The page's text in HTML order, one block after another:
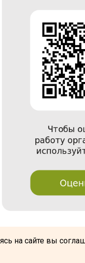
@
на сайте вы